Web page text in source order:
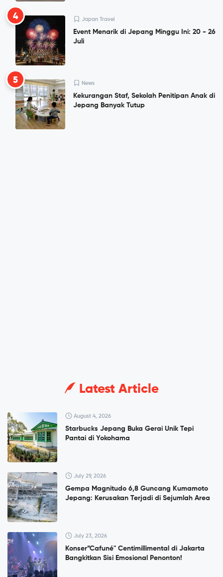
4 Japan Travel
Event Menarik di Jepang Minggu Ini: 20 - 26
Juli
5 News
Kekurangan Staf, Sekolah Penitipan Anak di
Jepang Banyak Tutup
Latest Article
August 4, 2026
Starbucks Jepang Buka Gerai Unik Tepi
Pantai di Yokohama
July 29, 2026
Gempa Magnitudo 6,8 Guncang Kumamoto
Jepang: Kerusakan Terjadi di Sejumlah Area
July 23, 2026
Konser”Cafuné" Centimillimental di Jakarta
Bangkitkan Sisi Emosional Penonton!